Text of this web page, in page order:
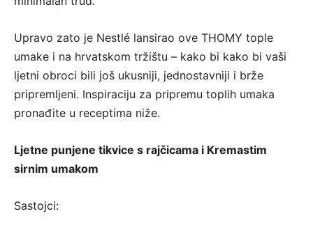
Upravo zato je Nestlé lansirao ove THOMY tople
umake i na hrvatskom tržištu – kako bi kako bi vaši
ljetni obroci bili još ukusniji, jednostavniji i brže
pripremljeni. Inspiraciju za pripremu toplih umaka
pronađite u receptima niže.
Ljetne punjene tikvice s rajčicama i Kremastim
sirnim umakom
Sastojci: